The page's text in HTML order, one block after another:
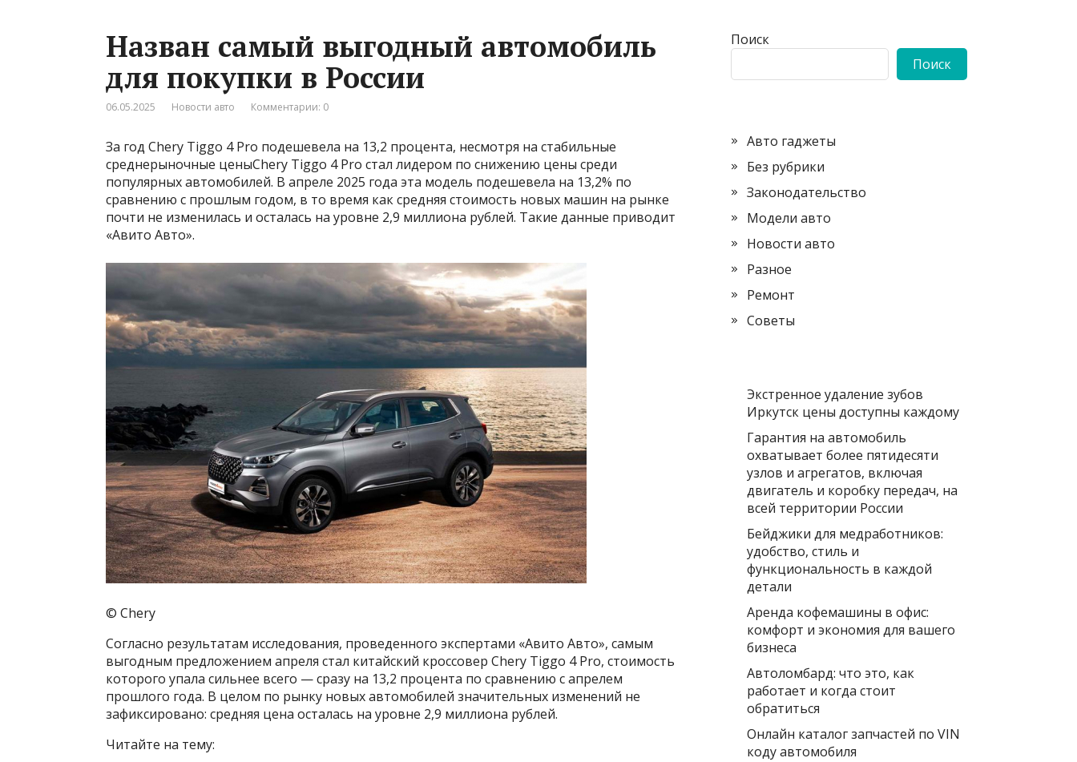
Назван самый выгодный автомобиль
для покупки в России
06.05.2025 Новости авто Комментарии: 0
За год Chery Tiggo 4 Pro подешевела на 13,2 процента, несмотря на стабильные
среднерыночные ценыChery Tiggo 4 Pro стал лидером по снижению цены среди
популярных автомобилей. В апреле 2025 года эта модель подешевела на 13,2% по
сравнению с прошлым годом, в то время как средняя стоимость новых машин на рынке
почти не изменилась и осталась на уровне 2,9 миллиона рублей. Такие данные приводит
«Авито Авто».
© Chery
Согласно результатам исследования, проведенного экспертами «Авито Авто», самым
выгодным предложением апреля стал китайский кроссовер Chery Tiggo 4 Pro, стоимость
которого упала сильнее всего — сразу на 13,2 процента по сравнению с апрелем
прошлого года. В целом по рынку новых автомобилей значительных изменений не
зафиксировано: средняя цена осталась на уровне 2,9 миллиона рублей.
Читайте на тему:
Поиск
Поиск
Авто гаджеты
Без рубрики
Законодательство
Модели авто
Новости авто
Разное
Ремонт
Советы
Экстренное удаление зубов
Иркутск цены доступны каждому
Гарантия на автомобиль
охватывает более пятидесяти
узлов и агрегатов, включая
двигатель и коробку передач, на
всей территории России
Бейджики для медработников:
удобство, стиль и
функциональность в каждой
детали
Аренда кофемашины в офис:
комфорт и экономия для вашего
бизнеса
Автоломбард: что это, как
работает и когда стоит
обратиться
Онлайн каталог запчастей по VIN
коду автомобиля